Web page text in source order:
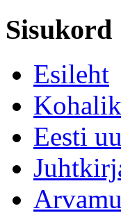
Sisukord
Esileht
Eesti